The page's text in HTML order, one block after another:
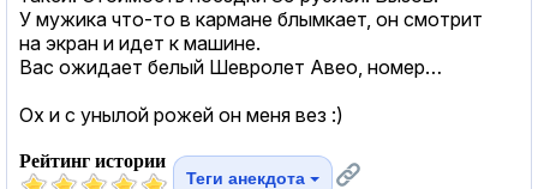
У мужика что-то в кармане блымкает, он смотрит
на экран и идет к машине.
Вас ожидает белый Шевролет Авео, номер…
Ох и с унылой рожей он меня вез :)
Рейтинг истории
Теги анекдота